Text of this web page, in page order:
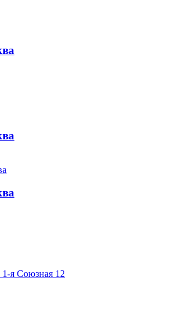
1-я Союзная 12